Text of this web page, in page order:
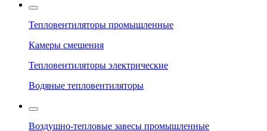
Тепловентиляторы промышленные
Камеры смешения
Тепловентиляторы электрические
Водяные тепловентиляторы
Воздушно-тепловые завесы промышленные